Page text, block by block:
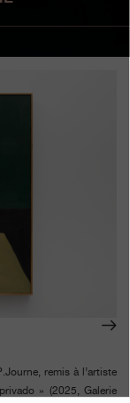
remis à l’artiste
» (2025, Galerie